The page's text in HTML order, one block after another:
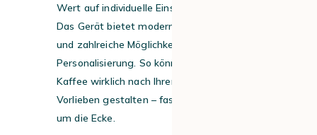
Wert auf individuelle Einstellungen legen.
Das Gerät bietet moderne Technologien
und zahlreiche Möglichkeiten zur
Personalisierung. So können Sie Ihren
Kaffee wirklich nach Ihren eigenen
Vorlieben gestalten – fast wie beim Barista
um die Ecke.